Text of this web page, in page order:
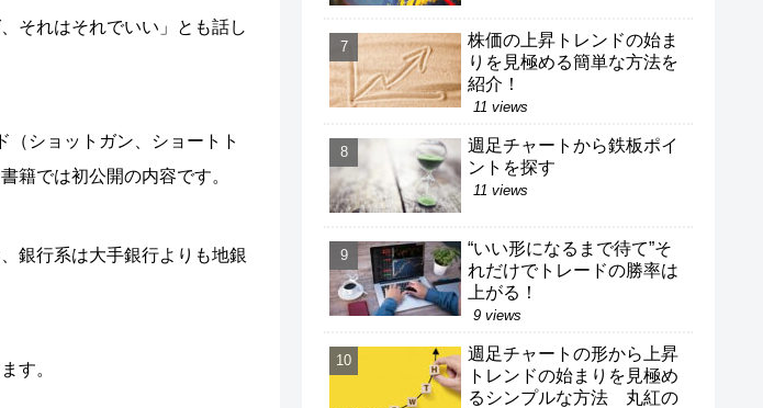
それはそれでいい」とも話し
ショットガン、ショートト
籍では初公開の内容です。
銀行系は大手銀行よりも地銀
す。
株価の上昇トレンドの始ま
りを見極める簡単な方法を
紹介！
11 views
週足チャートから鉄板ポイ
ントを探す
11 views
“いい形になるまで待て”そ
れだけでトレードの勝率は
上がる！
9 views
週足チャートの形から上昇
トレンドの始まりを見極め
るシンプルな方法 丸紅の